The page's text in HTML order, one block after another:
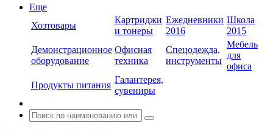
Еще
Хозтовары
Картриджи
и тонеры
Ежедневники
2016
Школа
2015
Демонстрационное
оборудование
Офисная
техника
Спецодежда,
инструменты
Мебель
для
офиса
Продукты питания
Галантерея,
сувениры